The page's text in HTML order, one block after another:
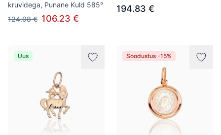
kruvidega, Punane Kuld 585°
124.98 € 106.23 €
194.83 €
Uus Soodustus -15%